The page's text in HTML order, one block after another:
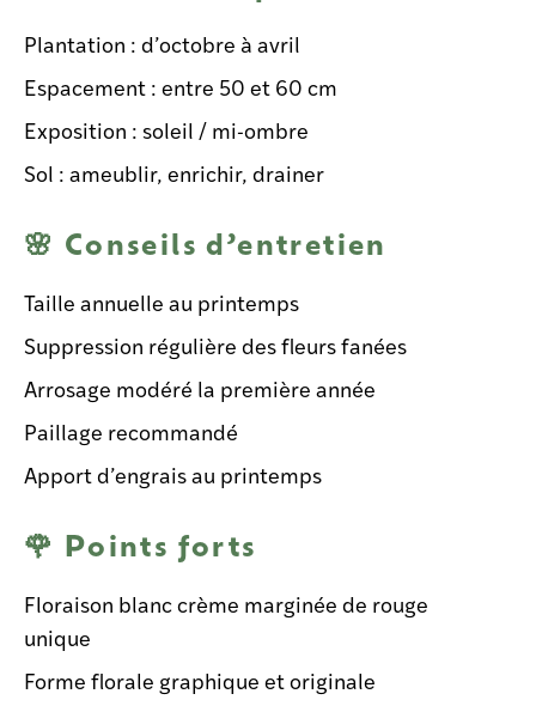
Plantation : d’octobre à avril
Espacement : entre 50 et 60 cm
Exposition : soleil / mi-ombre
Sol : ameublir, enrichir, drainer
🌸 Conseils d’entretien
Taille annuelle au printemps
Suppression régulière des fleurs fanées
Arrosage modéré la première année
Paillage recommandé
Apport d’engrais au printemps
🌹 Points forts
Floraison blanc crème marginée de rouge
unique
Forme florale graphique et originale